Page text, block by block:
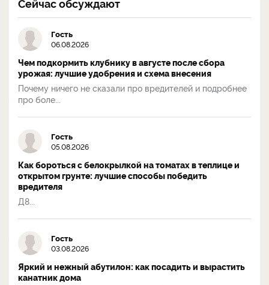
Гость
06.08.2026
Чем подкормить клубнику в августе после сбора
урожая: лучшие удобрения и схема внесения
Почему ничего не сказали про вредителей и подробнее
про боле...
Гость
05.08.2026
Как бороться с белокрылкой на томатах в теплице и
открытом грунте: лучшие способы победить
вредителя
Д8...
Гость
03.08.2026
Яркий и нежный абутилон: как посадить и вырастить
канатник дома